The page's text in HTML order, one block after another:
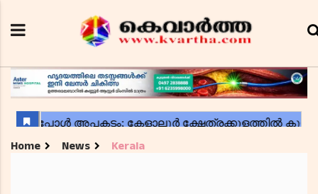
Home News Kerala